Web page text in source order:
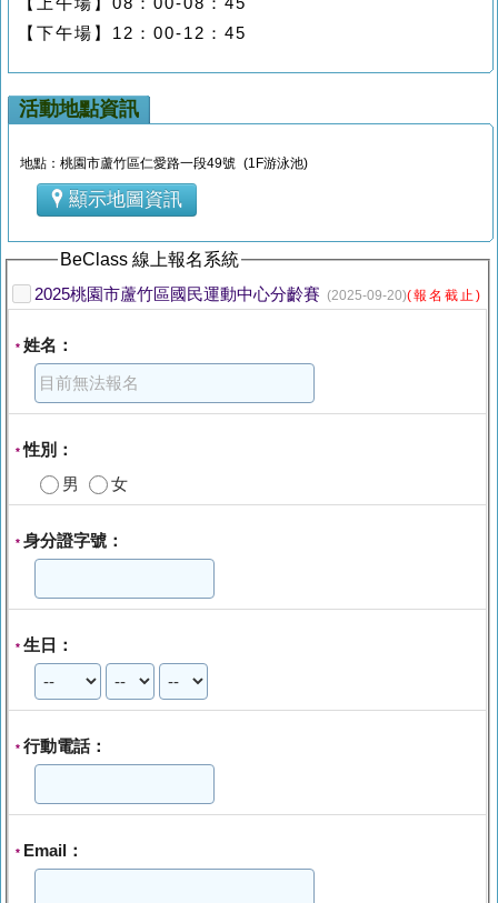
【下午場】 12 ：00-12 ：45
活動地點資訊
地點：桃園市蘆竹區仁愛路一段49號 (1F游泳池)
顯示地圖資訊
BeClass 線上報名系統
2025桃園市蘆竹區國民運動中心分齡賽 (2025-09-20)(報名截止)
* 姓名：
*性別：
男
女
* 身分證字號：
* 生日：
* 行動電話：
* Email：